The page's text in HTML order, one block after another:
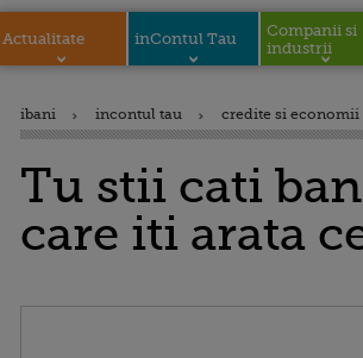
Actualitate inContul Tau
Companii si
industrii
ibani incontul tau credite si economii
Tu stii cati
care iti arata